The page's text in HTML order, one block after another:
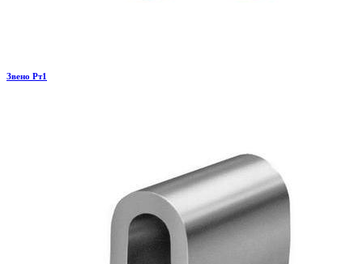
Звено Рт1